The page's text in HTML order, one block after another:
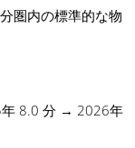
圏内の標準的な物
年 8.0 分 → 2026年